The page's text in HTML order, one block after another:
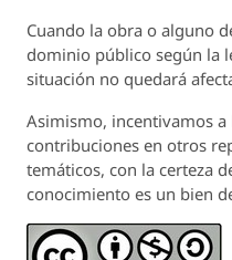
Cuando la obra o alguno
dominio público según la
situación no quedará
Asimismo, incentivamos
contribuciones en otros
temáticos, con la certeza
conocimiento es un bien